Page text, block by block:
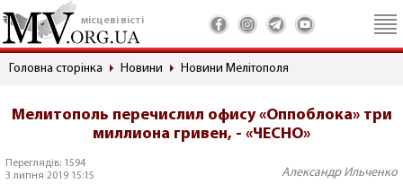
місцеві вісті
Головна сторінка Новини Новини Мелітополя
Мелитополь перечислил офису «Оппоблока» три
миллиона гривен, - «ЧЕСНО»
Переглядів: 1594
3 липня 2019 15:15
Александр Ильченко